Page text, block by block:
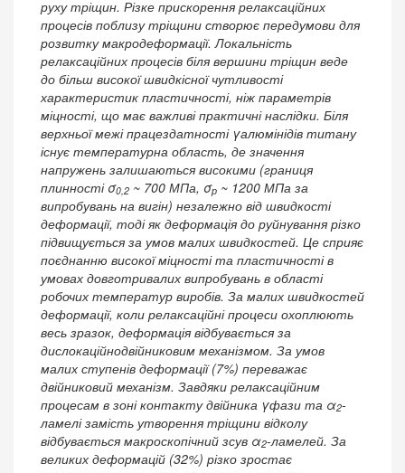
руху тріщин. Різке прискорення релаксаційних
процесів поблизу тріщини створює передумови для
розвитку макродеформації. Локальність
релаксаційних процесів біля вершини тріщин веде
до більш високої швидкісної чутливості
характеристик пластичності, ніж параметрів
міцності, що має важливі практичні наслідки. Біля
верхньої межі працездатності γалюмінідів титану
існує температурна область, де значення
напружень залишаються високими (границя
плинності σ0,2 ~ 700 МПа, σр ~ 1200 МПа за
випробувань на вигін) незалежно від швидкості
деформації, тоді як деформація до руйнування різко
підвищується за умов малих швидкостей. Це сприяє
поєднанню високої міцності та пластичності в
умовах довготривалих випробувань в області
робочих температур виробів. За малих швидкостей
деформації, коли релаксаційні процеси охоплюють
весь зразок, деформація відбувається за
дислокаційнодвійниковим механізмом. За умов
малих ступенів деформації (7%) переважає
двійниковий механізм. Завдяки релаксаційним
процесам в зоні контакту двійника γфази та α2-
ламелі замість утворення тріщини відколу
відбувається макроскопічний зсув α2-ламелей. За
великих деформацій (32%) різко зростає